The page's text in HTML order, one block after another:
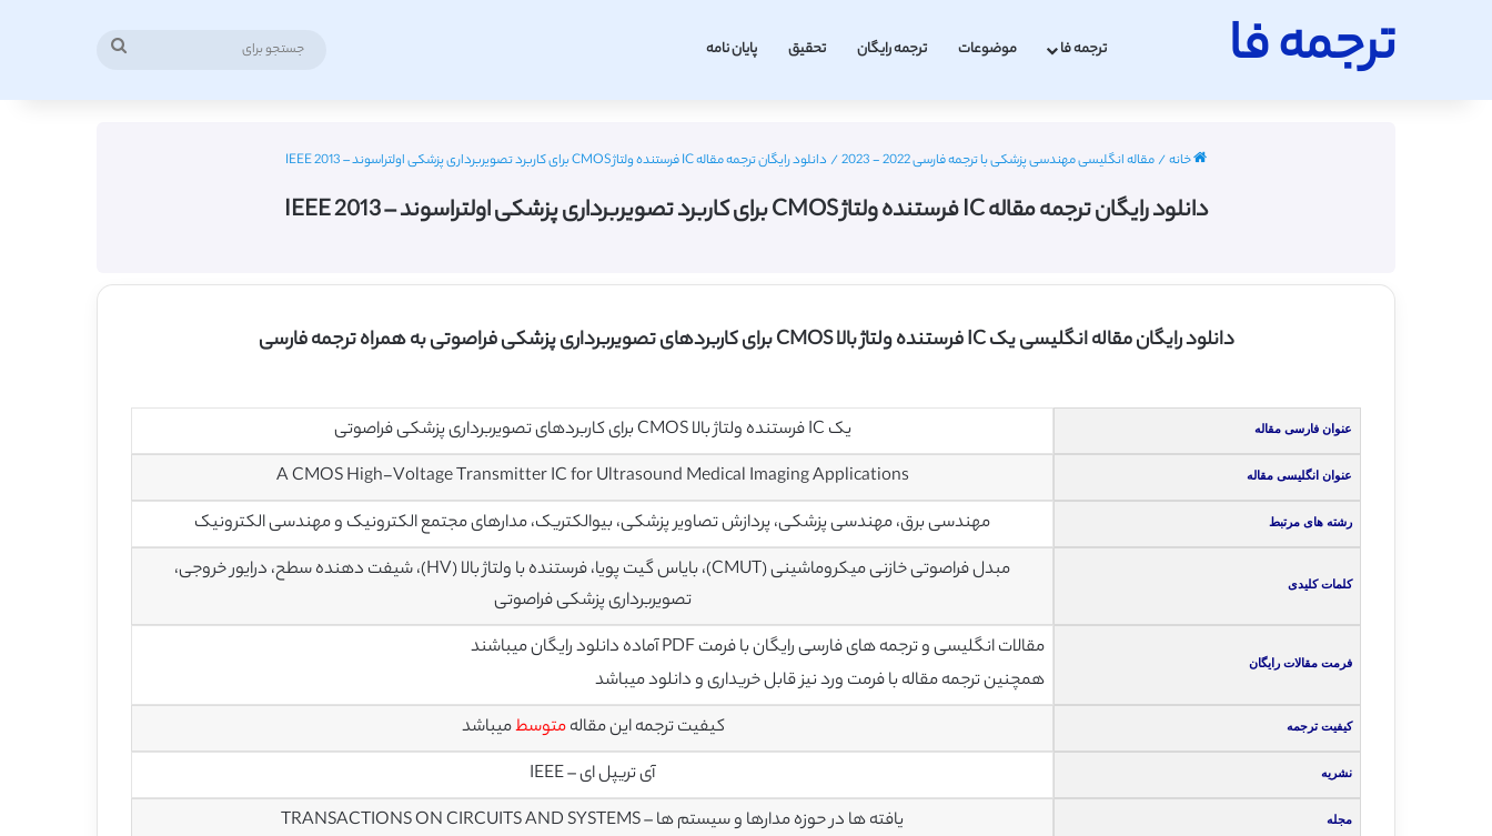
ترجمه فا ترجمه فا موضوعات ترجمه رایگان تحقیق پایان نامه
خانه/مقاله انگلیسی مهندسی پزشکی با ترجمه فارسی 2022 - 2023 / دانلود رایگان ترجمه مقاله IC فرستنده ولتاژ CMOS برای کاربرد تصویربرداری پزشکی اولتراسوند – IEEE 2013
دانلود رایگان ترجمه مقاله IC فرستنده ولتاژ CMOS برای کاربرد تصویربرداری پزشکی اولتراسوند – IEEE 2013
دانلود رایگان مقاله انگلیسی یک IC فرستنده ولتاژ بالا CMOS برای کاربردهای تصویربرداری پزشکی فراصوتی به همراه ترجمه فارسی
عنوان فارسی مقاله یک IC فرستنده ولتاژ بالا CMOS برای کاربردهای تصویربرداری پزشکی فراصوتی
عنوان انگلیسی مقاله A CMOS High-Voltage Transmitter IC for Ultrasound Medical Imaging Applications
رشته های مرتبط مهندسی برق، مهندسی پزشکی، پردازش تصاویر پزشکی، بیوالکتریک، مدارهای مجتمع الکترونیک و مهندسی الکترونیک
کلمات کلیدی
مبدل فراصوتی خازنی میکروماشینی (CMUT)، بایاس گیت پویا، فرستنده با ولتاژ بالا (HV)، شیفت دهنده سطح، درایور خروجی،
تصویربرداری پزشکی فراصوتی
فرمت مقالات رایگان
مقالات انگلیسی و ترجمه های فارسی رایگان با فرمت PDF آماده دانلود رایگان میباشند
همچنین ترجمه مقاله با فرمت ورد نیز قابل خریداری و دانلود میباشد
کیفیت ترجمه کیفیت ترجمه این مقالهمتوسطمیباشد
نشریه آی تریپل ای – IEEE
مجله یافته ها در حوزه مدارها و سیستم ها – TRANSACTIONS ON CIRCUITS AND SYSTEMS